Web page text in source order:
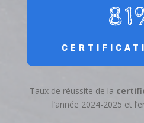
81
Taux de réussite de la
l’année 2024-2025 et